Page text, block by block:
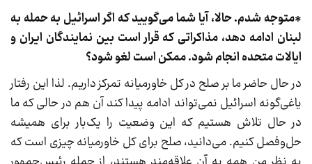
*متوجه شدم. حالا، آیا شما می‌گویید که اگر اسرائیل به حمله به
لبنان ادامه دهد، مذاکراتی که قرار است بین نمایندگان ایران و
ایالات متحده انجام شود. ممکن است لغو شود؟
در حال حاضر ما بر صلح در کل خاورمیانه تمرکز داریم. لذا این رفتار
یاغی‌گونه اسرائیل نمی‌تواند ادامه پیدا کند آن هم در حالی که ما
در حال تلاش هستیم که این وضعیت را یک‌بار برای همیشه
حل‌وفصل کنیم. می‌دانید، صلح برای کل خاورمیانه چیزی است که